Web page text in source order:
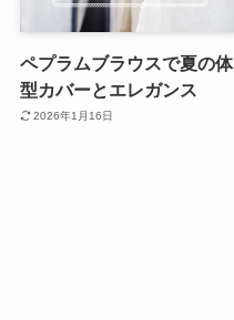
ペプラムブラウスで夏の体
型カバーとエレガンス
2026年1月16日